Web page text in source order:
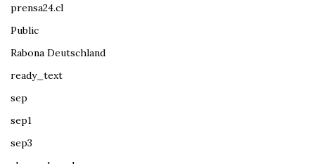
prensa24.cl
Public
Rabona Deutschland
ready_text
sep
sep1
sep3